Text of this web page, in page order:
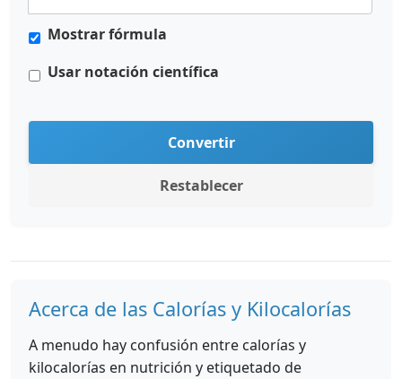
Mostrar fórmula
Usar notación científica
Convertir
Restablecer
Acerca de las Calorías y Kilocalorías
A menudo hay confusión entre calorías y
kilocalorías en nutrición y etiquetado de